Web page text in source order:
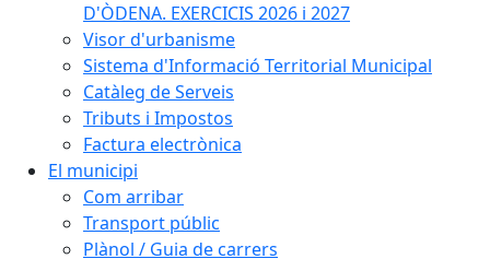
D'ÒDENA. EXERCICIS 2026 i 2027
Visor d'urbanisme
Sistema d'Informació Territorial Municipal
Catàleg de Serveis
Tributs i Impostos
Factura electrònica
El municipi
Com arribar
Transport públic
Plànol / Guia de carrers